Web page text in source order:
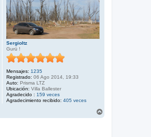
Sergioltz
Gurú !
Mensajes: 1235
Registrado: 06 Ago 2014, 19:33
Auto: Prisma LTZ
Ubicación: Villa Ballester
Agradecido : 159 veces
Agradecimiento recibido: 405 veces